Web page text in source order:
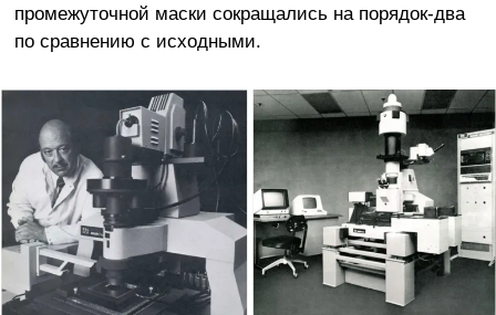
промежуточной маски сокращались на порядок-два
по сравнению с исходными.